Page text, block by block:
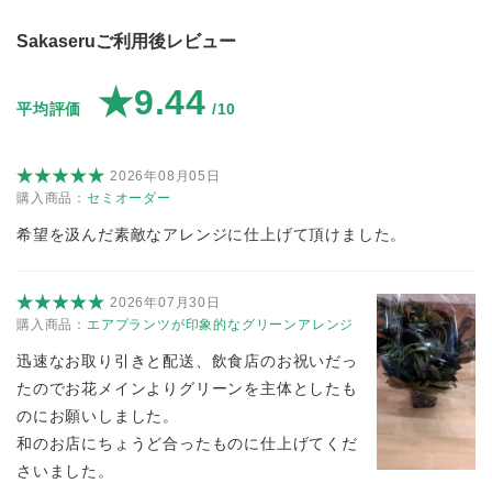
Sakaseruご利用後レビュー
平均評価 ★9.44 /10
2026年08月05日
購入商品： セミオーダー
希望を汲んだ素敵なアレンジに仕上げて頂けました。
2026年07月30日
購入商品： エアプランツが印象的なグリーンアレンジ
迅速なお取り引きと配送、飲食店のお祝いだっ
たのでお花メインよりグリーンを主体としたも
のにお願いしました。
和のお店にちょうど合ったものに仕上げてくだ
さいました。